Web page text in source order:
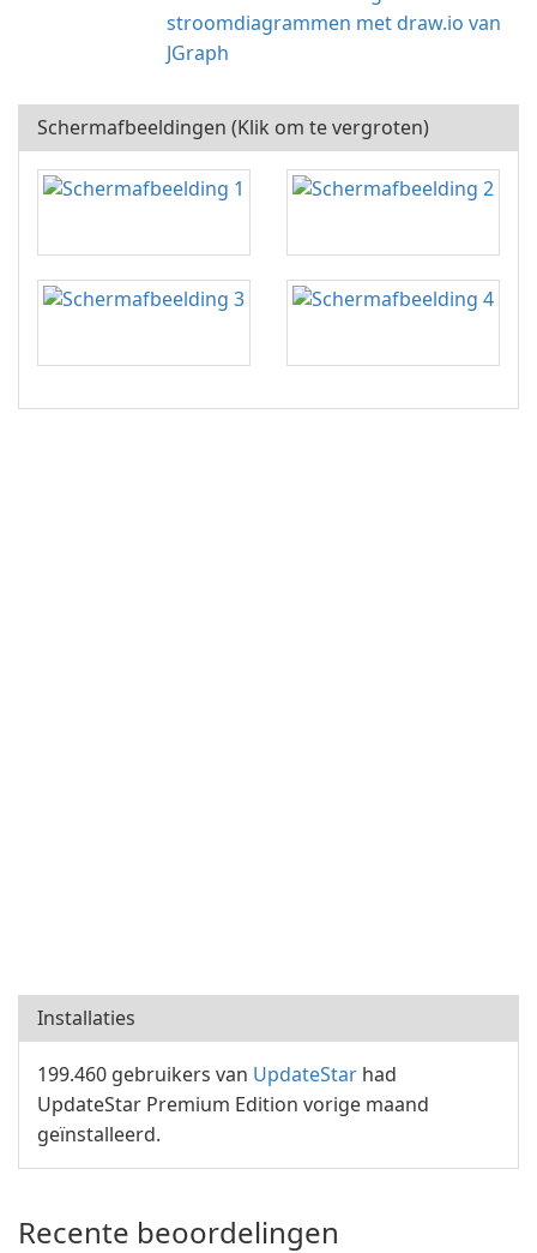
stroomdiagrammen met draw.io van
JGraph
Schermafbeeldingen (Klik om te vergroten)
Installaties
199.460 gebruikers van UpdateStar had
UpdateStar Premium Edition vorige maand
geïnstalleerd.
Recente beoordelingen